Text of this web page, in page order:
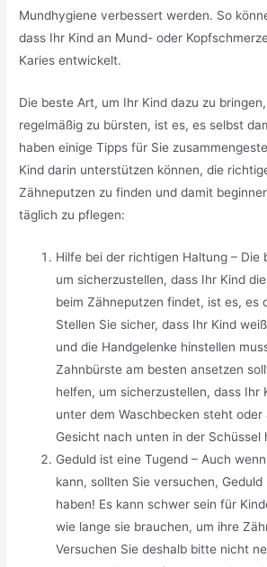
Mundhygiene verbessert werden. So
dass Ihr Kind an Mund- oder
Karies entwickelt.
Die beste Art, um Ihr Kind dazu zu
regelmäßig zu bürsten, ist es, es selbst
haben einige Tipps für Sie
Kind darin unterstützen können, die
Zähneputzen zu finden und damit
täglich zu pflegen:
Hilfe bei der richtigen Haltung – Die
um sicherzustellen, dass Ihr Kind
beim Zähneputzen findet, ist es, es
Stellen Sie sicher, dass Ihr Kind
und die Handgelenke hinstellen
Zahnbürste am besten ansetzen
helfen, um sicherzustellen, dass Ihr
unter dem Waschbecken steht
Gesicht nach unten in der Schüssel
Geduld ist eine Tugend – Auch
kann, sollten Sie versuchen, Geduld
haben! Es kann schwer sein für
wie lange sie brauchen, um ihre
Versuchen Sie deshalb bitte nicht